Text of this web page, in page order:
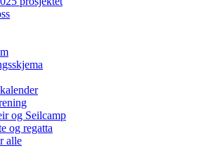
og Seilcamp
og regatta
alle